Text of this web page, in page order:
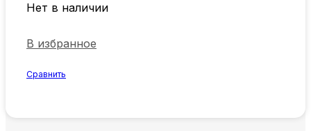
Нет в наличии
В избранное
Сравнить